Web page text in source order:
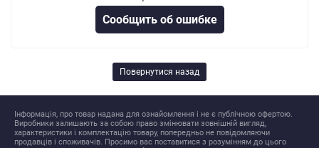
Сообщить об ошибке
Повернутися назад
Інформація, про товар надана для ознайомлення і не є публічною офертою.
Виробники залишають за собою право змінювати зовнішній вигляд,
характеристики і комплектацію товару, попередньо не повідомляючи
продавців і споживачів. Просимо вас поставитися з розумінням до цього